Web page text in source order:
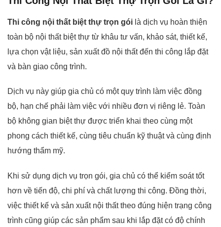
Thi công nội thất biệt thự trọn gói là dịch vụ hoàn thiện
toàn bộ nội thất biệt thự từ khâu tư vấn, khảo sát, thiết kế,
lựa chọn vật liệu, sản xuất đồ nội thất đến thi công lắp đặt
và bàn giao công trình.
Dịch vụ này giúp gia chủ có một quy trình làm việc đồng
bộ, hạn chế phải làm việc với nhiều đơn vị riêng lẻ. Toàn
bộ không gian biệt thự được triển khai theo cùng một
phong cách thiết kế, cùng tiêu chuẩn kỹ thuật và cùng định
hướng thẩm mỹ.
Khi sử dụng dịch vụ trọn gói, gia chủ có thể kiểm soát tốt
hơn về tiến độ, chi phí và chất lượng thi công. Đồng thời,
việc thiết kế và sản xuất nội thất theo đúng hiện trạng công
trình cũng giúp các sản phẩm sau khi lắp đặt có độ chính